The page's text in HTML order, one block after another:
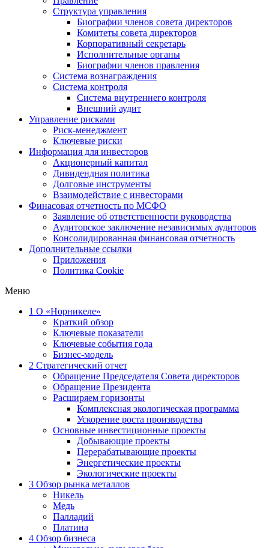
Структура управления
Биографии членов совета директоров
Комитеты совета директоров
Корпоративный секретарь
Исполнительные органы
Биографии членов правления
Система вознаграждения
Система контроля
Система внутреннего контроля
Внешний аудит
Управление рисками
Риск-менеджмент
Ключевые риски
Информация для инвесторов
Акционерный капитал
Дивидендная политика
Долговые инструменты
Взаимодействие с инвеcторами
Финасовая отчетность по МСФО
Заявление об ответственности руководства
Аудиторское заключение независимых аудиторов
Консолидированная финансовая отчетность
Дополнительные ссылки
Приложения
Политика Cookie
Меню
1 О «Норникеле»
Краткий обзор
Ключевые показатели
Ключевые события года
Бизнес-модель
2 Стратегический отчет
Обращение Председателя Совета директоров
Обращение Президента
Расширяем горизонты
Комплексная экологическая программа
Ускорение роста производства
Основные инвестиционные проекты
Добывающие проекты
Перерабатывающие проекты
Энергетические проекты
Экологические проекты
3 Обзор рынка металлов
Никель
Медь
Палладий
Платина
4 Обзор бизнеса